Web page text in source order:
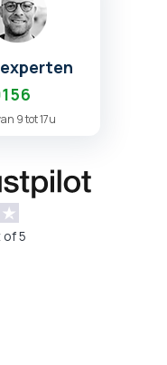
56
9 tot 17u
of 5